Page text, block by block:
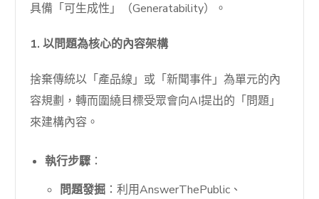
具備「可生成性」（Generatability）。
1. 以問題為核心的內容架構
捨棄傳統以「產品線」或「新聞事件」為單元的內
容規劃，轉而圍繞目標受眾會向AI提出的「問題」
來建構內容。
執行步驟 ：
問題發掘：利用AnswerThePublic、